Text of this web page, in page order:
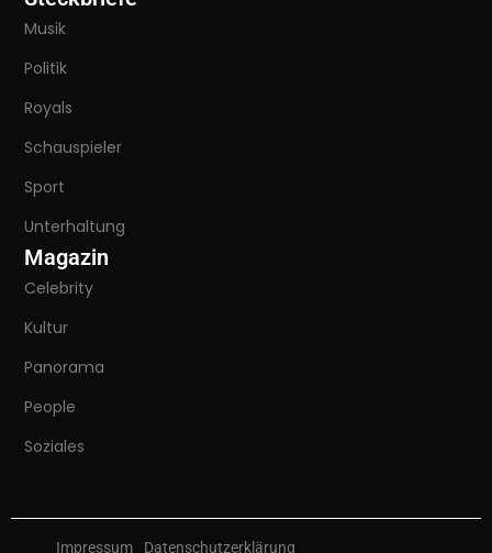
Musik
Politik
Royals
Schauspieler
Sport
Unterhaltung
Magazin
Celebrity
Kultur
Panorama
People
Soziales
Impressum Datenschutzerklärung